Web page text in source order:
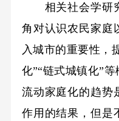
相关社会学研究
角对认识农民家庭
入城市的重要性，
化”“链式城镇化”
流动家庭化的趋势
作用的结果，但是